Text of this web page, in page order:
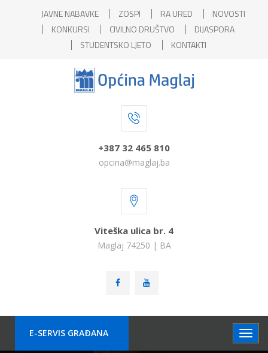
JAVNE NABAVKE ZOSPI RA URED
NOVOSTI
KONKURSI
CIVILNO DRUŠTVO
DIJASPORA
STUDENTSKO LJETO
KONTAKTI
+387 32 465 810
opcina@maglaj.ba
Viteška ulica br. 4
Maglaj 74250 | BA
E-SERVIS GRAÐANA